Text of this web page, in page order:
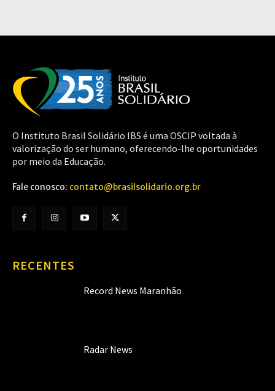
O Instituto Brasil Solidário IBS é uma OSCIP voltada à
valorização do ser humano, oferecendo-lhe oportunidades
por meio da Educação.
Fale conosco: contato@brasilsolidario.org.br
RECENTES
Record News Maranhão
Radar News